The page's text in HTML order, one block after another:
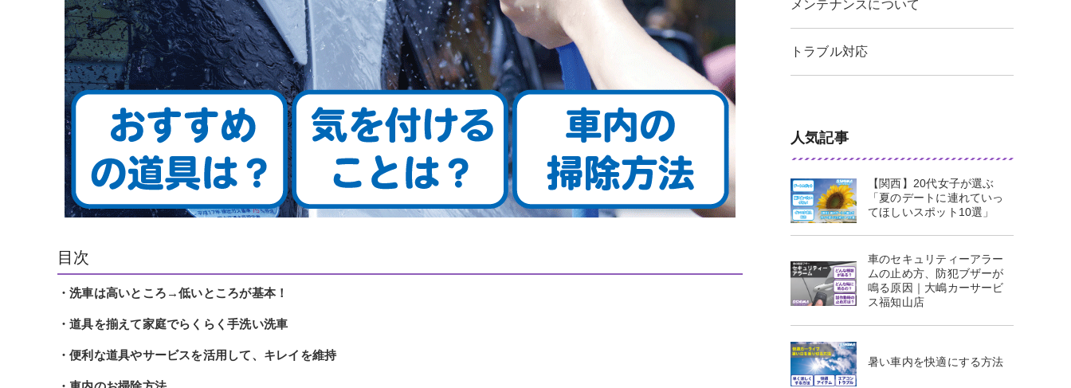
目次
・洗車は高いところ→低いところが基本！
・道具を揃えて家庭でらくらく手洗い洗車
・便利な道具やサービスを活用して、キレイを維持
メンテナンスについて
トラブル対応
人気記事
【関西】20代女子が選ぶ
「夏のデートに連れていっ
てほしいスポット10選」
車のセキュリティーアラー
ムの止め方、防犯ブザーが
鳴る原因｜大嶋カーサービ
ス福知山店
暑い車内を快適にする方法